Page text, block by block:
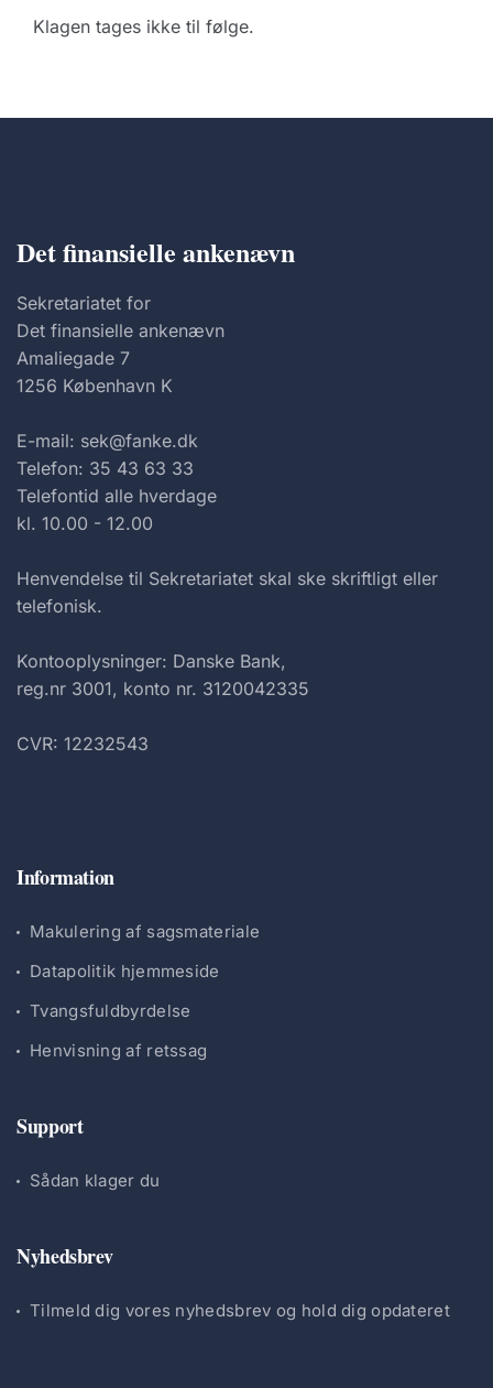
Klagen tages ikke til følge.
Det finansielle ankenævn
Sekretariatet for
Det finansielle ankenævn
Amaliegade 7
1256 København K
E-mail: sek@fanke.dk
Telefon: 35 43 63 33
Telefontid alle hverdage
kl. 10.00 - 12.00
Henvendelse til Sekretariatet skal ske skriftligt eller
telefonisk.
Kontooplysninger: Danske Bank,
reg.nr 3001, konto nr. 3120042335
CVR: 12232543
Information
Makulering af sagsmateriale
Datapolitik hjemmeside
Tvangsfuldbyrdelse
Henvisning af retssag
Support
Sådan klager du
Nyhedsbrev
Tilmeld dig vores nyhedsbrev og hold dig opdateret